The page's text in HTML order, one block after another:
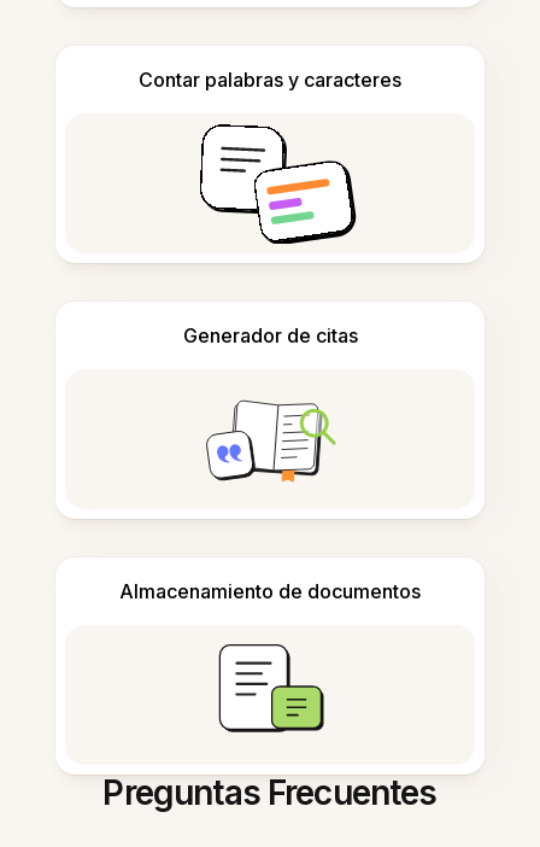
Contar palabras y caracteres
Generador de citas
Almacenamiento de documentos
Preguntas Frecuentes